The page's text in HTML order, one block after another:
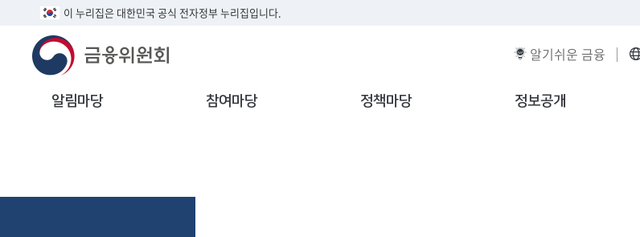
이 누리집은 대한민국 공식 전자정부 누리집입니다.
알기쉬운 금융
알림마당 참여마당 정책마당 정보공개